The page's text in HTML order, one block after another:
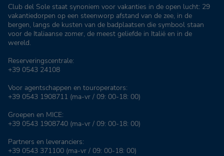
Club del Sole staat synoniem voor vakanties in de open lucht: 29
vakantiedorpen op een steenworp afstand van de zee, in de
bergen, langs de kusten van de badplaatsen die symbool staan
voor de Italiaanse zomer, de meest geliefde in Italië en in de
wereld.
Reserveringscentrale:
+39 0543 24108
Voor agentschappen en touroperators:
+39 0543 1908711 (ma-vr / 09: 00-18: 00)
Groepen en MICE:
+39 0543 1908740 (ma-vr / 09: 00-18: 00)
Partners en leveranciers:
+39 0543 371100 (ma-vr / 09: 00-18: 00)